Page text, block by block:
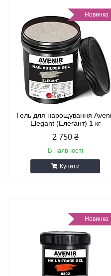
Новинка
Гель для нарощування
Elegant (Елегант) 1 кг
2 750 ₴
В наявності
Купити
Новинка